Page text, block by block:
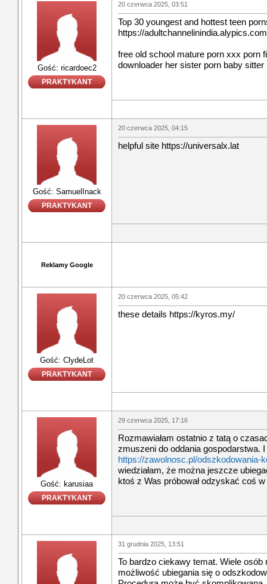
Gość: ricardoec2
PRAKTYKANT
20 czerwca 2025, 03:51
Top 30 youngest and hottest teen
https://
free old school mature porn xxx porn
downloader her sister porn baby
Gość: SamuelInack
PRAKTYKANT
20 czerwca 2025, 04:15
helpful site https://universalx.lat
Reklamy Google
Gość: ClydeLot
PRAKTYKANT
20 czerwca 2025, 05:42
these details https://kyros.my/
Gość: karusiaa
PRAKTYKANT
29 czerwca 2025, 17:16
Rozmawiałam ostatnio z tatą o
zmuszeni do oddania gospodarstwa. I
https://zawolnosc.pl/odszkodowania-
wiedziałam, że można jeszcze
ktoś z Was próbował odzyskać coś
31 grudnia 2025, 13:51
To bardzo ciekawy temat. Wiele osób
możliwość ubiegania się o